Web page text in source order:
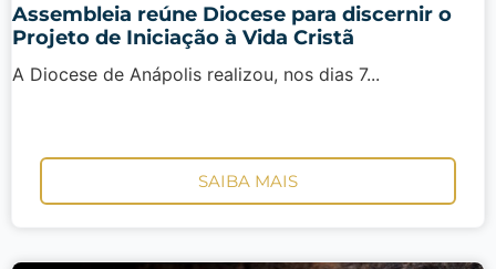
Assembleia reúne Diocese para discernir o
Projeto de Iniciação à Vida Cristã
A Diocese de Anápolis realizou, nos dias 7...
SAIBA MAIS